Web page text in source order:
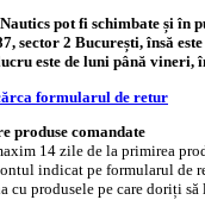
pot fi schimbate și în
sector 2 București, însă este
este de luni până vineri,
formularul de retur
produse comandate
14 zile de la primirea
indicat pe formularul de
cu produsele pe care doriți să